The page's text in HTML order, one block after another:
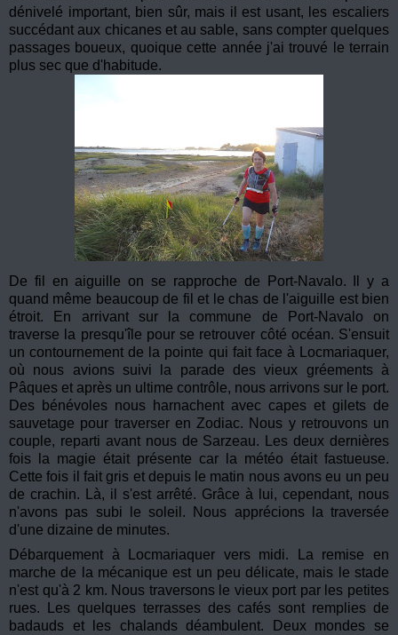
dénivelé important, bien sûr, mais il est usant, les escaliers
succédant aux chicanes et au sable, sans compter quelques
passages boueux, quoique cette année j'ai trouvé le terrain
plus sec que d'habitude.
De fil en aiguille on se rapproche de Port-Navalo. Il y a
quand même beaucoup de fil et le chas de l'aiguille est bien
étroit. En arrivant sur la commune de Port-Navalo on
traverse la presqu'île pour se retrouver côté océan. S'ensuit
un contournement de la pointe qui fait face à Locmariaquer,
où nous avions suivi la parade des vieux gréements à
Pâques et après un ultime contrôle, nous arrivons sur le port.
Des bénévoles nous harnachent avec capes et gilets de
sauvetage pour traverser en Zodiac. Nous y retrouvons un
couple, reparti avant nous de Sarzeau. Les deux dernières
fois la magie était présente car la météo était fastueuse.
Cette fois il fait gris et depuis le matin nous avons eu un peu
de crachin. Là, il s'est arrêté. Grâce à lui, cependant, nous
n'avons pas subi le soleil. Nous apprécions la traversée
d'une dizaine de minutes.
Débarquement à Locmariaquer vers midi. La remise en
marche de la mécanique est un peu délicate, mais le stade
n'est qu'à 2 km. Nous traversons le vieux port par les petites
rues. Les quelques terrasses des cafés sont remplies de
badauds et les chalands déambulent. Deux mondes se